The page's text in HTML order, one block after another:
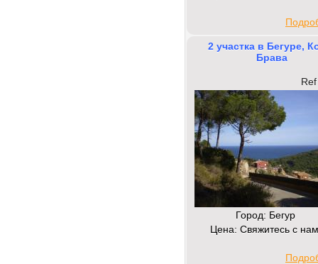
2 участка в Бегуре,
Брава
Город: Бегур
Цена: Свяжитесь с